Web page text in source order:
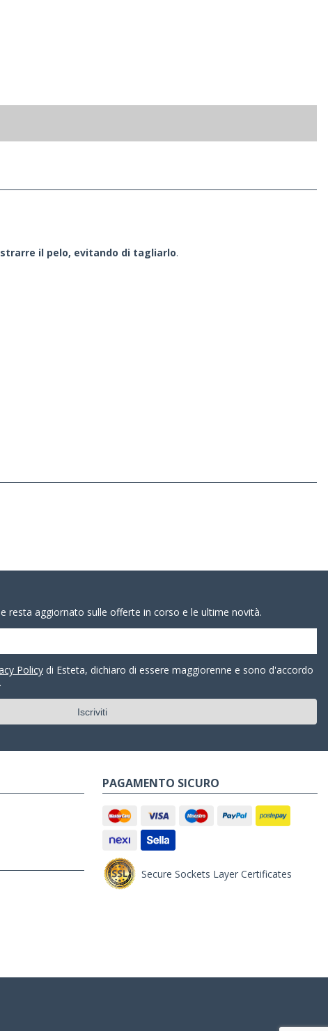
il pelo, evitando di tagliarlo.
resta aggiornato sulle offerte in corso e le ultime novità.
Policy di Esteta, dichiaro di essere maggiorenne e sono d'accordo
PAGAMENTO SICURO
Secure Sockets Layer Certificates